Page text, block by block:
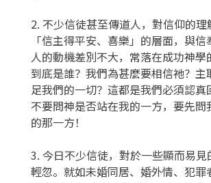
2. 不少信徒甚至傳道人，對信仰的
「信主得平安、喜樂」的層面，與
人的動機差別不大，常落在成功神學
到底是誰？我們為甚麼要相信祂？主
足我們的一切？這都是我們必須認真
不要問神是否站在我的一方，要先問
的那一方！
3. 今日不少信徒，對於一些顯而易見
輕忽。就如未婚同居、婚外情、犯罪